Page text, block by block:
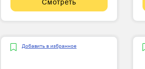
Смотреть
Добавить в избранное